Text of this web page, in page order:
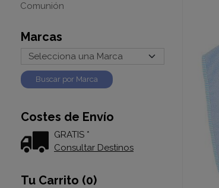
Comunión
Marcas
Costes de Envío
GRATIS *
Consultar Destinos
Tu Carrito (0)